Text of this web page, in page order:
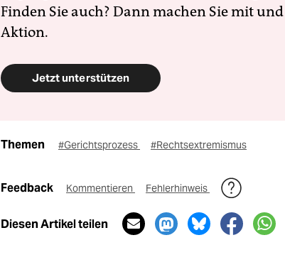
Finden Sie auch? Dann machen Sie mit
Aktion.
Jetzt unterstützen
Themen #Gerichtsprozess #Rechtsextremismus
Feedback Kommentieren Fehlerhinweis
Diesen Artikel teilen